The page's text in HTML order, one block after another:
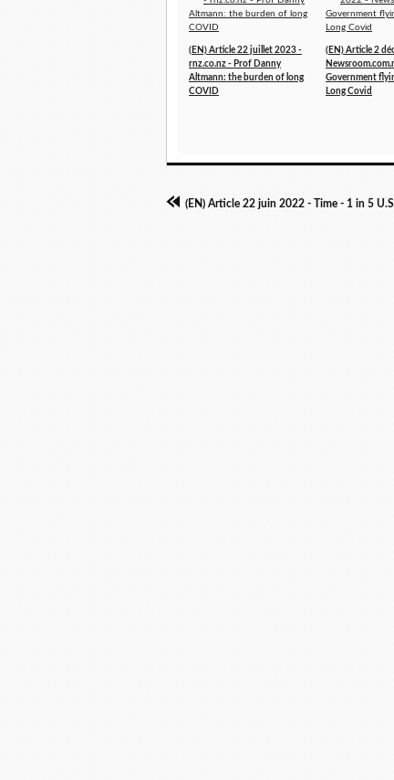
(EN) Article 22 juillet 2023 -
rnz.co.nz - Prof Danny
Altmann: the burden of long
COVID
(EN) Article 2
Government
Long Covid